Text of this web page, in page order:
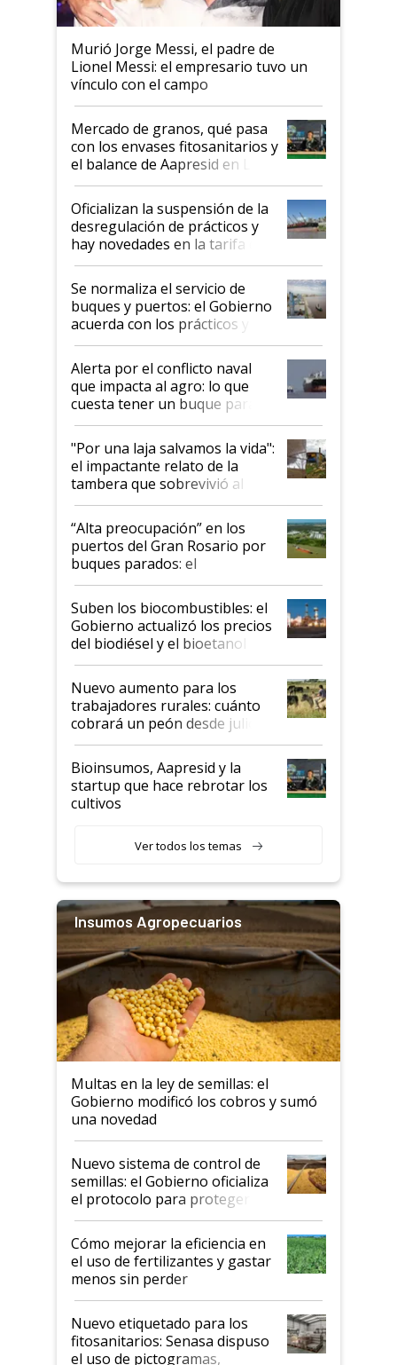
Murió Jorge Messi, el padre de
Lionel Messi: el empresario tuvo un
vínculo con el campo
Mercado de granos, qué pasa
con los envases fitosanitarios y
el balance de Aapresid en La
Posta
Oficializan la suspensión de la
desregulación de prácticos y
hay novedades en la tarifa de
la hidrovía
Se normaliza el servicio de
buques y puertos: el Gobierno
acuerda con los prácticos y
suspende el decreto de
desregulación
Alerta por el conflicto naval
que impacta al agro: lo que
cuesta tener un buque parado
y el peligro de que Argentina
pase a ser "país sucio"
"Por una laja salvamos la vida":
el impactante relato de la
tambera que sobrevivió al
tornado
“Alta preocupación” en los
puertos del Gran Rosario por
buques parados: el
funcionamiento de las
exportadoras en tensión tras
la medida de fuerza de los
prácticos
Suben los biocombustibles: el
Gobierno actualizó los precios
del biodiésel y el bioetanol
Nuevo aumento para los
trabajadores rurales: cuánto
cobrará un peón desde julio
Bioinsumos, Aapresid y la
startup que hace rebrotar los
cultivos
Ver todos los temas
Insumos Agropecuarios
Multas en la ley de semillas: el
Gobierno modificó los cobros y sumó
una novedad
Nuevo sistema de control de
semillas: el Gobierno oficializa
el protocolo para proteger la
propiedad intelectual
Cómo mejorar la eficiencia en
el uso de fertilizantes y gastar
menos sin perder
productividad en la campaña
fina
Nuevo etiquetado para los
fitosanitarios: Senasa dispuso
el uso de pictogramas,